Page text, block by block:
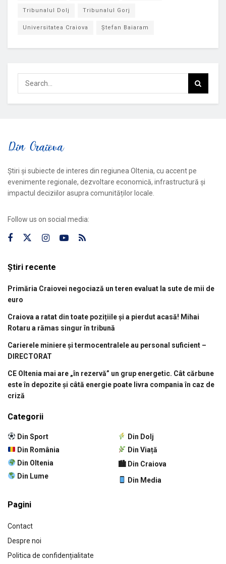
Tribunalul Dolj Tribunalul Gorj
Universitatea Craiova Ștefan Baiaram
Știri și subiecte de interes din regiunea Oltenia, cu accent pe
evenimente regionale, dezvoltare economică, infrastructură și
impactul deciziilor asupra comunităților locale.
Follow us on social media:
Știri recente
Primăria Craiovei negociază un teren evaluat la sute de mii de
euro
Craiova a ratat din toate pozițiile și a pierdut acasă! Mihai
Rotaru a rămas singur în tribună
Carierele miniere și termocentralele au personal suficient –
DIRECTORAT
CE Oltenia mai are „în rezervă” un grup energetic. Cât cărbune
este în depozite și câtă energie poate livra compania în caz de
criză
Categorii
Din Sport
Din România
Din Oltenia
Din Lume
Din Dolj
Din Viață
🏙 Din Craiova
Din Media
Pagini
Contact
Despre noi
Politica de confidențialitate